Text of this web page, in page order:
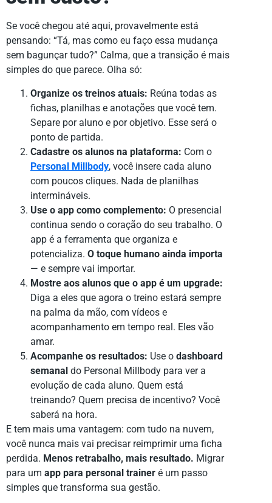
Se você chegou até aqui, provavelmente está
pensando: “Tá, mas como eu faço essa mudança
sem bagunçar tudo?” Calma, que a transição é mais
simples do que parece. Olha só:
Organize os treinos atuais: Reúna todas as
fichas, planilhas e anotações que você tem.
Separe por aluno e por objetivo. Esse será o
ponto de partida.
Cadastre os alunos na plataforma: Com o
Personal Millbody, você insere cada aluno
com poucos cliques. Nada de planilhas
intermináveis.
Use o app como complemento: O presencial
continua sendo o coração do seu trabalho. O
app é a ferramenta que organiza e
potencializa. O toque humano ainda importa
— e sempre vai importar.
Mostre aos alunos que o app é um upgrade:
Diga a eles que agora o treino estará sempre
na palma da mão, com vídeos e
acompanhamento em tempo real. Eles vão
amar.
Acompanhe os resultados: Use o dashboard
semanal do Personal Millbody para ver a
evolução de cada aluno. Quem está
treinando? Quem precisa de incentivo? Você
saberá na hora.
E tem mais uma vantagem: com tudo na nuvem,
você nunca mais vai precisar reimprimir uma ficha
perdida. Menos retrabalho, mais resultado. Migrar
para um app para personal trainer é um passo
simples que transforma sua gestão.